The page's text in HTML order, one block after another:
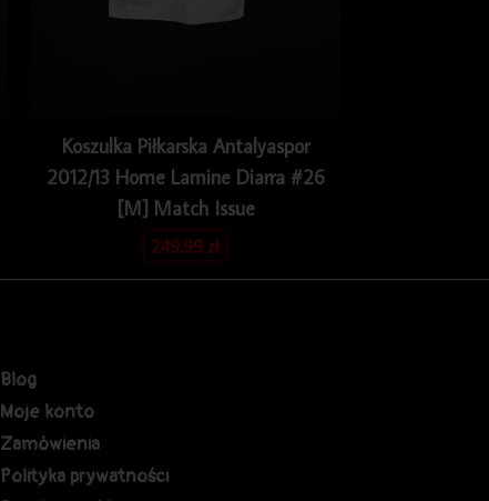
Koszulka Piłkarska Antalyaspor
2012/13 Home Lamine Diarra #26
[M] Match Issue
249.99zł
Blog
Moje konto
Zamówienia
Polityka prywatności